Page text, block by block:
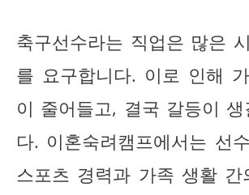
축구선수라는 직업은 많은
를 요구합니다. 이로 인해
이 줄어들고, 결국 갈등이
다. 이혼숙려캠프에서는 선
스포츠 경력과 가족 생활